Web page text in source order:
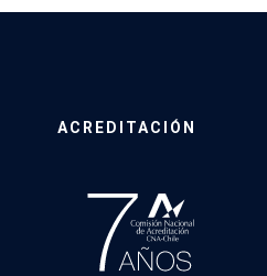
ACREDITACIÓN